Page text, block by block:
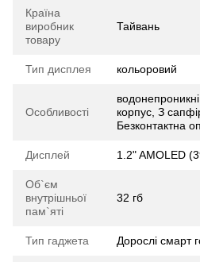
Країна
виробник
товару
Тайвань
Тип дисплея кольоровий
Особливості
корпус, З
Безконтактна
Дисплей 1.2" AMOLED
Об`єм
внутрішньої
пам`яті
32 гб
Тип гаджета Дорослі смарт